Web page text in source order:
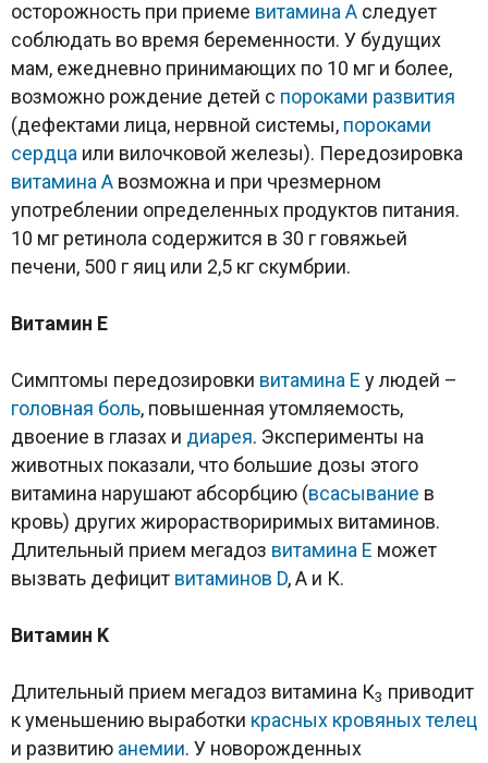
осторожность при приеме витамина А следует
соблюдать во время беременности. У будущих
мам, ежедневно принимающих по 10 мг и более,
возможно рождение детей с пороками развития
(дефектами лица, нервной системы, пороками
сердца или вилочковой железы). Передозировка
витамина А возможна и при чрезмерном
употреблении определенных продуктов питания.
10 мг ретинола содержится в 30 г говяжьей
печени, 500 г яиц или 2,5 кг скумбрии.
Витамин E
Симптомы передозировки витамина Е у людей –
головная боль, повышенная утомляемость,
двоение в глазах и диарея. Эксперименты на
животных показали, что большие дозы этого
витамина нарушают абсорбцию (всасывание в
кровь) других жирораствориримых витаминов.
Длительный прием мегадоз витамина Е может
вызвать дефицит витаминов D, А и К.
Витамин K
Длительный прием мегадоз витамина К3 приводит
к уменьшению выработки красных кровяных телец
и развитию анемии. У новорожденных